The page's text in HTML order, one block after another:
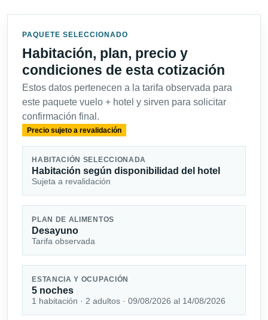
PAQUETE SELECCIONADO
Habitación, plan, precio y
condiciones de esta cotización
Estos datos pertenecen a la tarifa observada para
este paquete vuelo + hotel y sirven para solicitar
confirmación final.
Precio sujeto a revalidación
HABITACIÓN SELECCIONADA
Habitación según disponibilidad del hotel
Sujeta a revalidación
PLAN DE ALIMENTOS
Desayuno
Tarifa observada
ESTANCIA Y OCUPACIÓN
5 noches
1 habitación · 2 adultos · 09/08/2026 al 14/08/2026